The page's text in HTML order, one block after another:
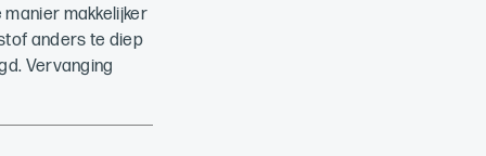
makkelijker
anders te diep
Vervanging